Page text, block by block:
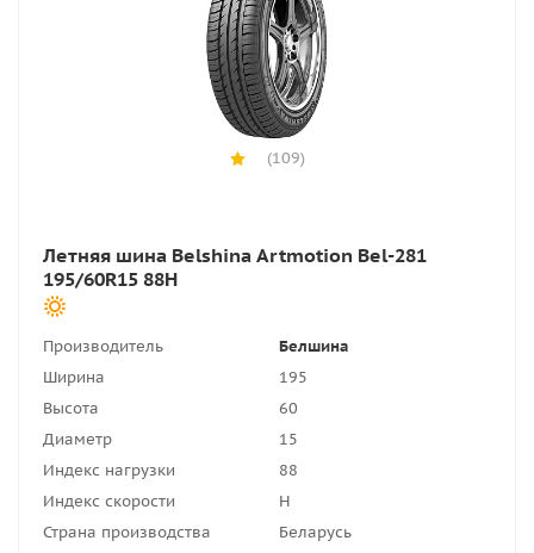
(109)
Летняя шина Belshina Artmotion Bel-281
195/60R15 88H
Производитель
Белшина
Ширина
195
Высота
60
Диаметр
15
Индекс нагрузки
88
Индекс скорости
H
Страна производства
Беларусь